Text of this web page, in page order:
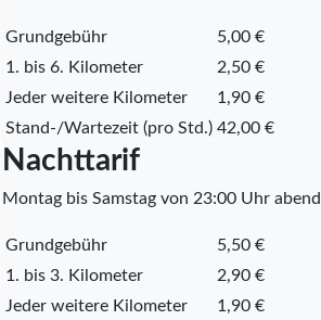
Grundgebühr
5,00 €
1. bis 6. Kilometer
2,50 €
Jeder weitere Kilometer
1,90 €
Stand-/Wartezeit (pro Std.) 42,00 €
Nachttarif
Montag bis Samstag von 23:00 Uhr
Grundgebühr
5,50 €
1. bis 3. Kilometer
2,90 €
Jeder weitere Kilometer
1,90 €